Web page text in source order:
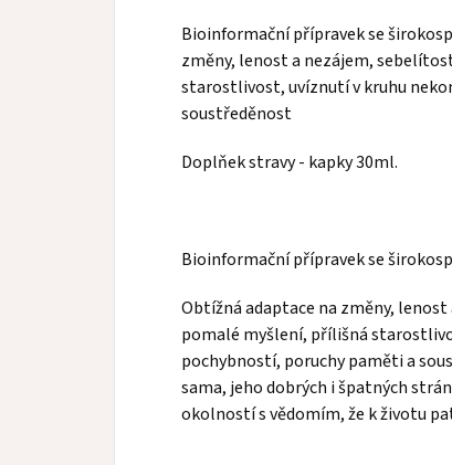
Bioinformační přípravek se
změny, lenost a nezájem,
starostlivost, uvíznutí v kruhu
soustředěnost
Doplňek stravy - kapky 30ml.
Bioinformační přípravek se
Obtížná adaptace na změny,
pomalé myšlení, přílišná
pochybností, poruchy paměti a
sama, jeho dobrých i špatných
okolností s vědomím, že k životu